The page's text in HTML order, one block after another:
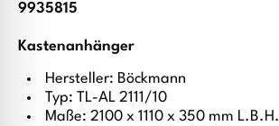
9935815
Kastenanhänger
Hersteller: Böckmann
Typ: TL-AL 2111/10
Maße: 2100 x 1110 x 350 mm L.B.H.